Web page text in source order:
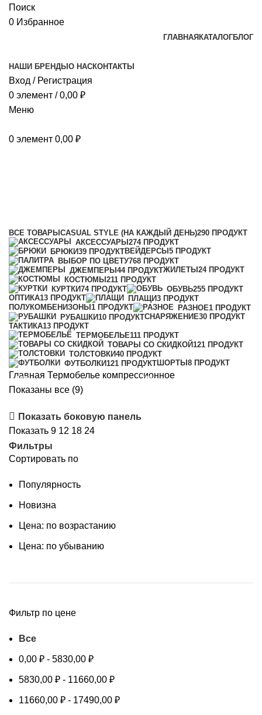
Поиск
0 Избранное
ГЛАВНАЯ КАТАЛОГБЛОГ
НАШИ БРЕНДЫ О НАСКОНТАКТЫ
Вход / Регистрация
0 элемент / 0,00 ₽
Меню
0 элемент 0,00 ₽
ВСЕ ТОВАРЫ CASUAL STYLE (НА КАЖДЫЙ ДЕНЬ)290 ПРОДУКТ
АКСЕССУАРЫ274 ПРОДУКТ
БРЮКИ39 ПРОДУКТВЕЙДЕРСЫ 5 ПРОДУКТ
ВЫБОР ПО ЦВЕТУ768 ПРОДУКТ
ДЖЕМПЕРЫ44 ПРОДУКТЖИЛЕТЫ 24 ПРОДУКТ
КОСТЮМЫ211 ПРОДУКТ
КУРТКИ74 ПРОДУКТ ОБУВЬ255 ПРОДУКТ
ОПТИКА13 ПРОДУКТ ПЛАЩИ3 ПРОДУКТ
ПОЛУКОМБЕНИЗОНЫ 1 ПРОДУКТ РАЗНОЕ1 ПРОДУКТ
РУБАШКИ10 ПРОДУКТСНАРЯЖЕНИЕ30 ПРОДУКТ
ТАКТИКА13 ПРОДУКТ
ТЕРМОБЕЛЬЕ111 ПРОДУКТ
ТОВАРЫ СО СКИДКОЙ121 ПРОДУКТ
ТОЛСТОВКИ40 ПРОДУКТ
ФУТБОЛКИ121 ПРОДУКТШОРТЫ 8 ПРОДУКТ
Главная Термобелье компрессионное
Показаны все (9)Сортировка:
недавние
Показать боковую панель
Показать 9 12 18 24
Фильтры
Сортировать по
Популярность
Новизна
Цена: по возрастанию
Цена: по убыванию
Фильтр по цене
Все
0,00 ₽ - 5830,00 ₽
5830,00 ₽ - 11660,00 ₽
11660,00 ₽ - 17490,00 ₽
-10% -23%
-42%